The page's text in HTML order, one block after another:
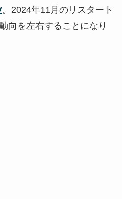
。2024年11月のリスタート
向を左右することになり